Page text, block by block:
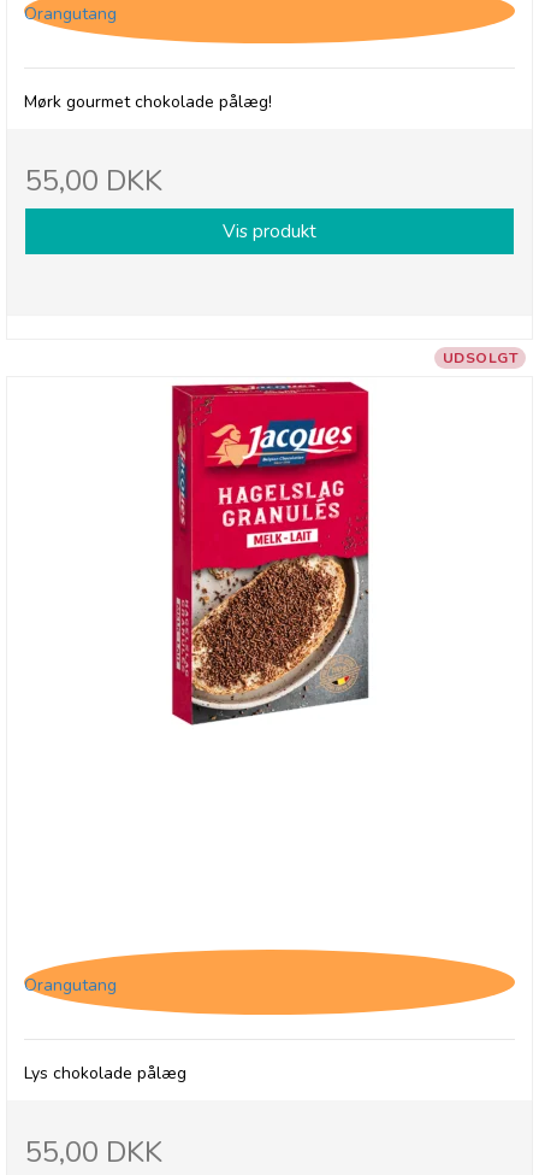
Orangutang
Mørk gourmet chokolade pålæg!
55,00 DKK
Vis produkt
UDSOLGT
Orangutang
Lys chokolade pålæg
55,00 DKK